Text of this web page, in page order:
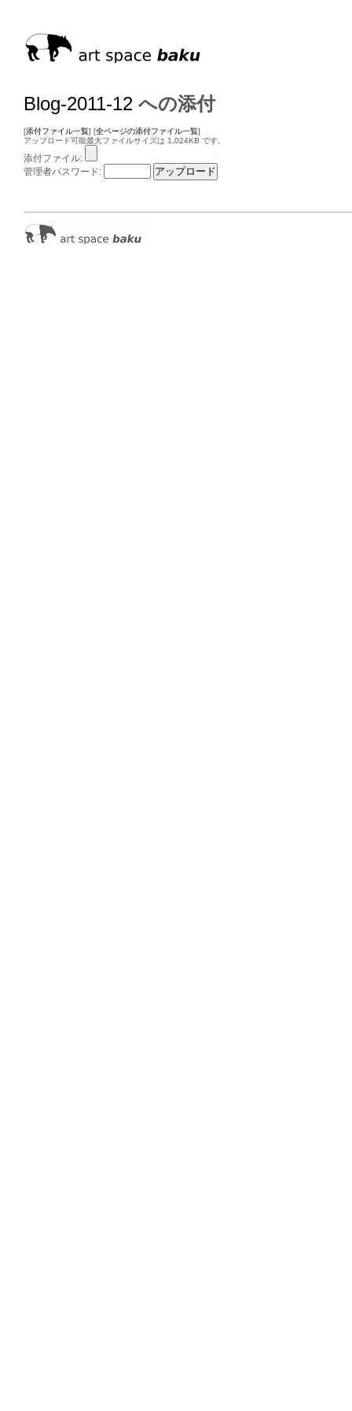
Blog-2011-12 への添付
[添付ファイル一覧] [全ページの添付ファイル一覧]
アップロード可能最大ファイルサイズは 1,024KB です。
添付ファイル:
管理者パスワード: